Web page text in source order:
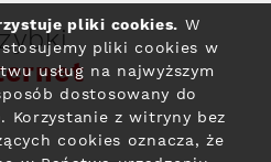
pliki cookies. W
pliki cookies w
usług na najwyższym
dostosowany do
Korzystanie z witryny bez
cookies oznacza, że